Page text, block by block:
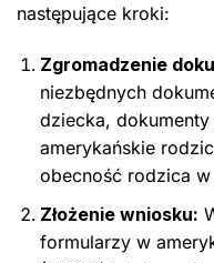
następujące kroki:
Zgromadzenie
niezbędnych
dziecka,
amerykańskie
obecność rodzica w
Złożenie wniosku:
formularzy w